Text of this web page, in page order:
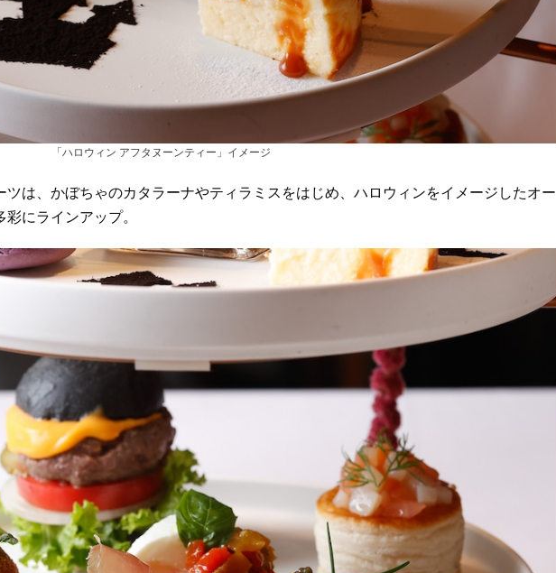
「ハロウィン アフタヌーンティー」イメージ
は、かぼちゃのカタラーナやティラミスをはじめ、ハロウィンをイメージしたオー
にラインアップ。